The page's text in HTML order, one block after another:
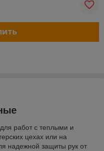
работ с теплыми и
цехах или на
надежной защиты рук от